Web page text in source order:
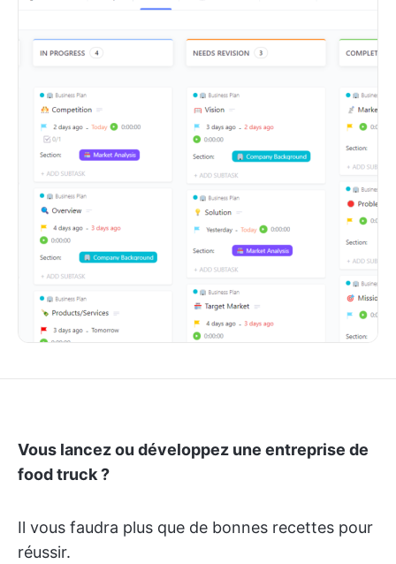
Vous lancez ou développez une entreprise de
food truck ?
Il vous faudra plus que de bonnes recettes pour
réussir.